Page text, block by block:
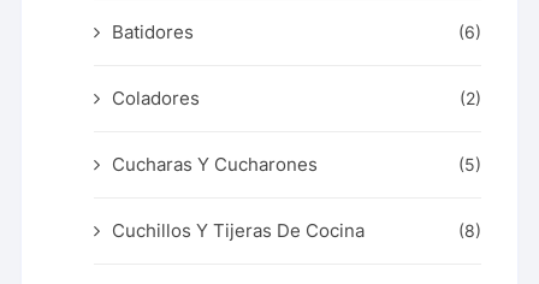
Batidores (6)
Coladores (2)
Cucharas Y Cucharones (5)
Cuchillos Y Tijeras De Cocina (8)